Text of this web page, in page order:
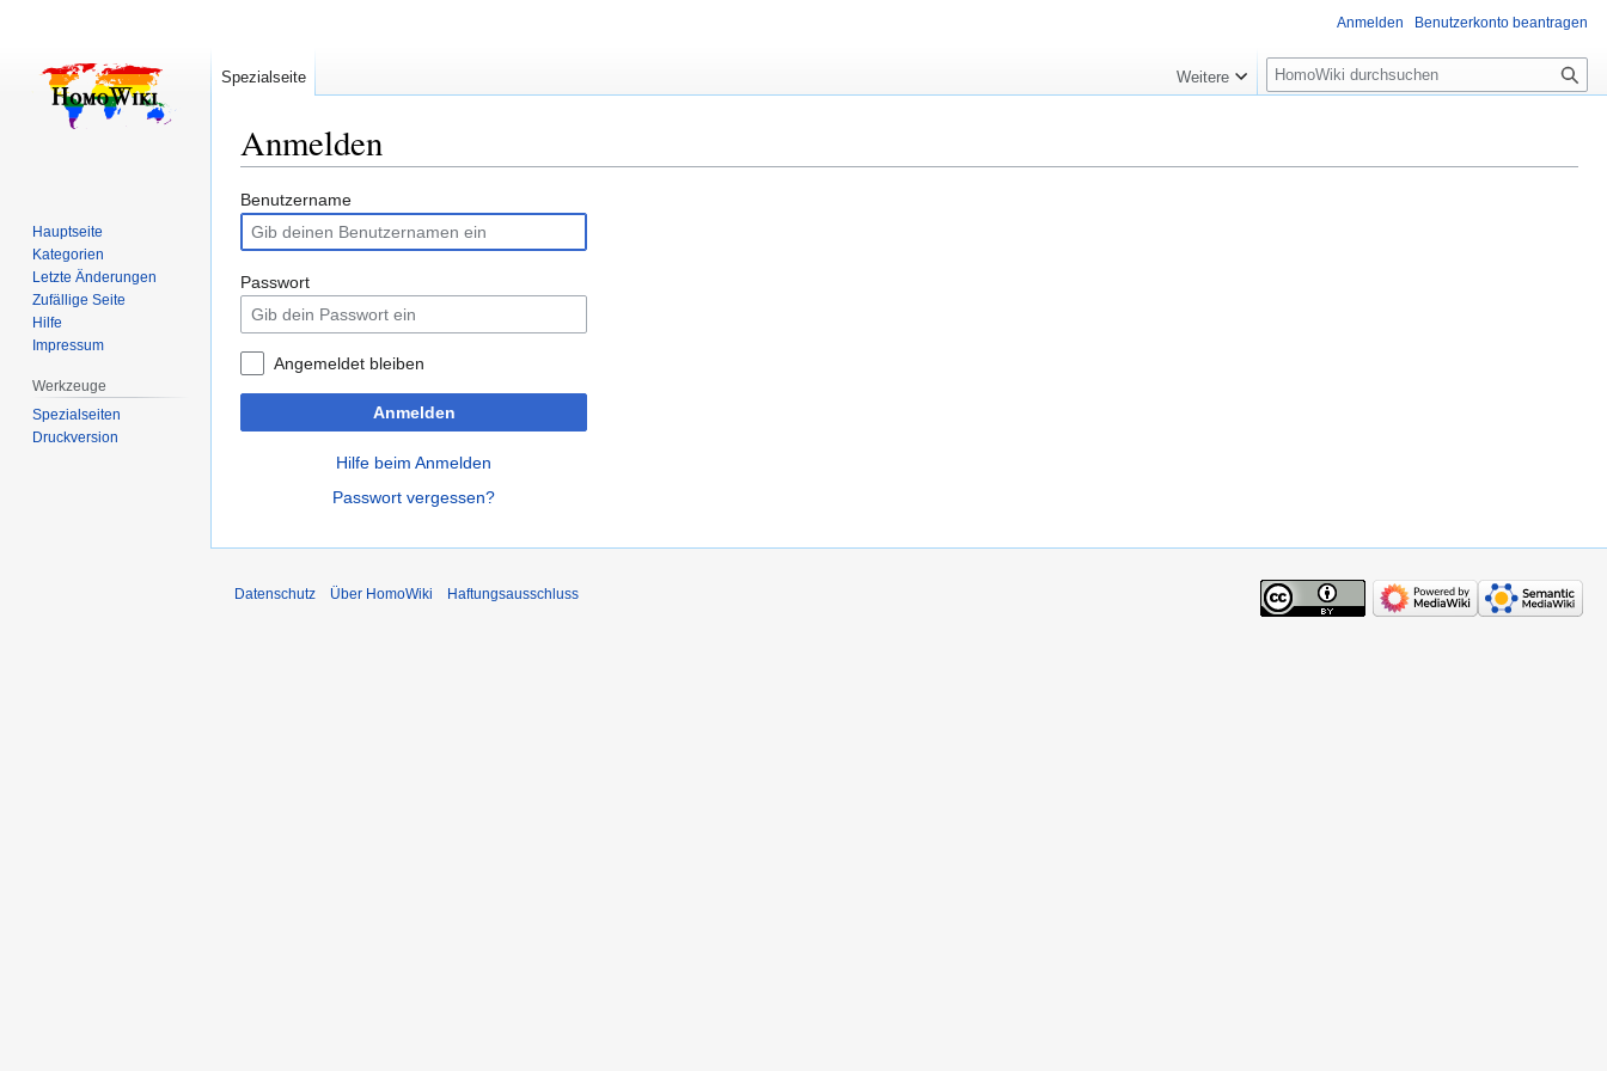
Anmelden
Zur
Navigation
springen
Zur
Suche
springen
Benutzername
Passwort
Angemeldet bleiben
Anmelden
Hilfe beim Anmelden
Passwort vergessen?
Anmelden Benutzerkonto beantragen
Spezialseite Weitere
Suche
Hauptseite
Kategorien
Letzte Änderungen
Zufällige Seite
Hilfe
Impressum
Werkzeuge
Spezialseiten
Druckversion
Datenschutz Über HomoWiki Haftungsausschluss